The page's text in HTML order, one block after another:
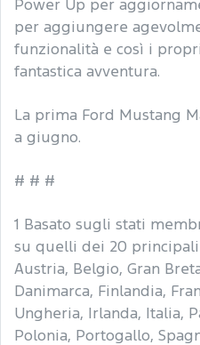
Power Up per
per aggiungere
funzionalità e così i
fantastica avventura.
La prima Ford Mustang
a giugno.
# # #
1 Basato sugli stati
su quelli dei 20
Austria, Belgio, Gran
Danimarca, Finlandia,
Ungheria, Irlanda, Italia,
Polonia, Portogallo,